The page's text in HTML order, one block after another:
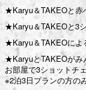
★Karyu＆TAKEOと赤
★Karyu＆TAKEOと3
★Karyu＆TAKEOによ
★KaryuとTAKEOがみ
お部屋で3ショットチ
※2泊3日プランの方の